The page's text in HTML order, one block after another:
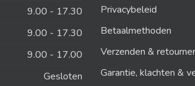
9.00 - 17.30
9.00 - 17.30
9.00 - 17.00
Gesloten
Privacybeleid
Betaalmethoden
Verzenden &
Garantie, klachten &